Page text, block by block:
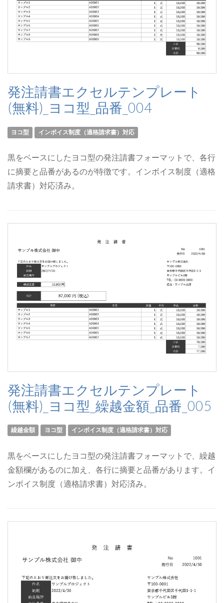
発注請書エクセルテンプレート
(無料)_ヨコ型_品番_004
ヨコ型 インボイス制度（適格請求書）対応
黒をベースにしたヨコ型の発注請書フォーマットで、各行
に摘要と品番があるのが特徴です。インボイス制度（適格
請求書）対応済み。
発注請書エクセルテンプレート
(無料)_ヨコ型_繰越金額_品番_005
繰越金額 ヨコ型 インボイス制度（適格請求書）対応
黒をベースにしたヨコ型の発注請書フォーマットで、繰越
金額欄があるのに加え、各行に摘要と品番があります。イ
ンボイス制度（適格請求書）対応済み。